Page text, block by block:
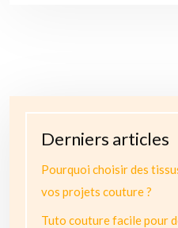
Derniers articles
Pourquoi choisir des
vos projets couture ?
Tuto couture facile pour